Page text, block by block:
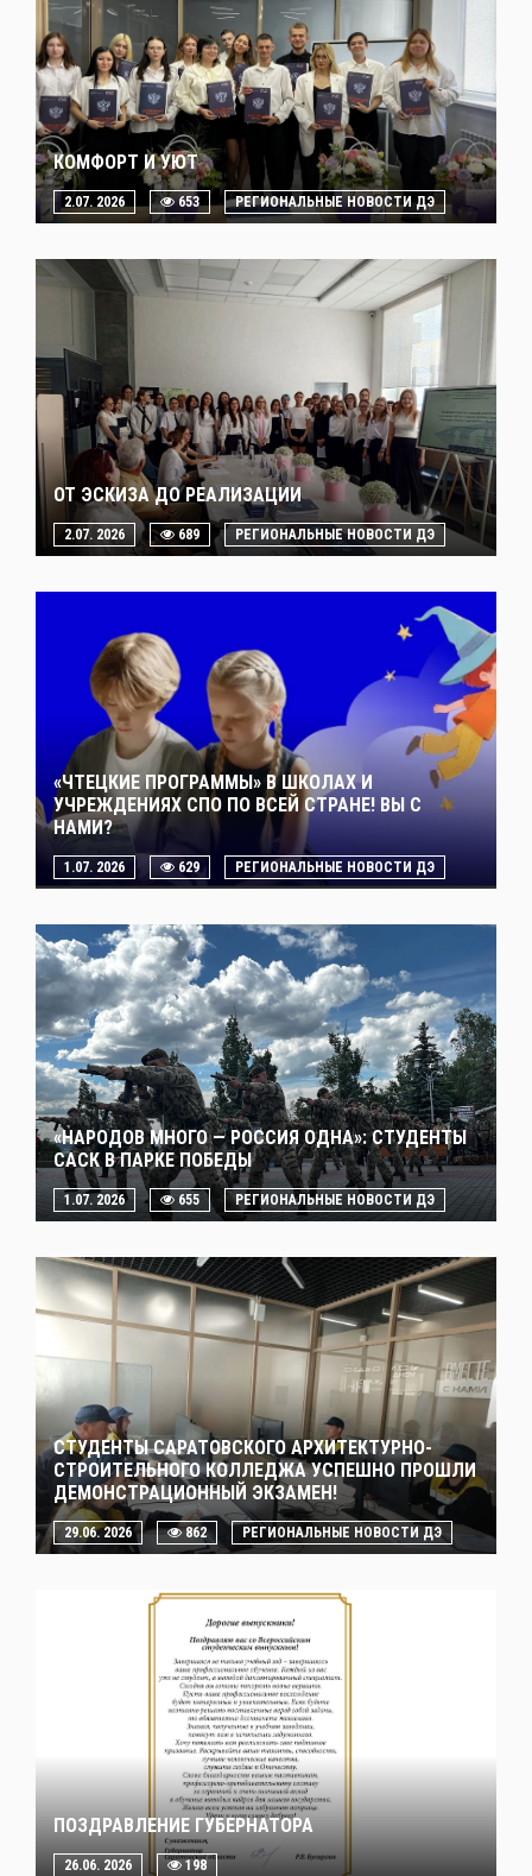
КОМФОРТ И УЮТ
2.07. 2026 653 РЕГИОНАЛЬНЫЕ НОВОСТИ ДЭ
ОТ ЭСКИЗА ДО РЕАЛИЗАЦИИ
2.07. 2026 689 РЕГИОНАЛЬНЫЕ НОВОСТИ ДЭ
«ЧТЕЦКИЕ ПРОГРАММЫ» В ШКОЛАХ И
УЧРЕЖДЕНИЯХ СПО ПО ВСЕЙ СТРАНЕ! ВЫ С
НАМИ?
1.07. 2026 629 РЕГИОНАЛЬНЫЕ НОВОСТИ ДЭ
«НАРОДОВ МНОГО — РОССИЯ ОДНА»: СТУДЕНТЫ
САСК В ПАРКЕ ПОБЕДЫ
1.07. 2026 655 РЕГИОНАЛЬНЫЕ НОВОСТИ ДЭ
СТУДЕНТЫ САРАТОВСКОГО АРХИТЕКТУРНО-
СТРОИТЕЛЬНОГО КОЛЛЕДЖА УСПЕШНО ПРОШЛИ
ДЕМОНСТРАЦИОННЫЙ ЭКЗАМЕН!
29.06. 2026 862 РЕГИОНАЛЬНЫЕ НОВОСТИ ДЭ
ПОЗДРАВЛЕНИЕ ГУБЕРНАТОРА
26.06. 2026 198